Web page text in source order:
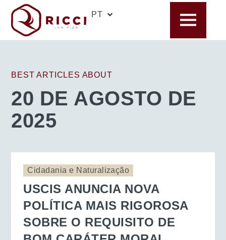
PT
EN
BEST ARTICLES ABOUT
20 DE AGOSTO DE
2025
Cidadania e Naturalização
USCIS ANUNCIA NOVA
POLÍTICA MAIS RIGOROSA
SOBRE O REQUISITO DE